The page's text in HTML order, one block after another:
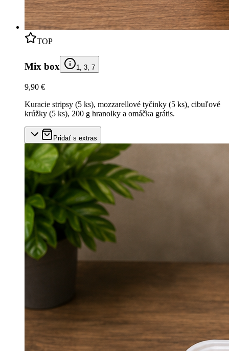
TOP
Mix box 1, 3, 7
9,90 €
Kuracie stripsy (5 ks), mozzarellové tyčinky (5 ks), cibuľové
krúžky (5 ks), 200 g hranolky a omáčka grátis.
Pridať s extras